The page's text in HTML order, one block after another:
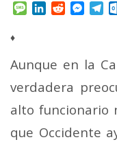
Message
LinkedInReddit
♦
Aunque en la
verdadera
alto funcionario
que Occidente